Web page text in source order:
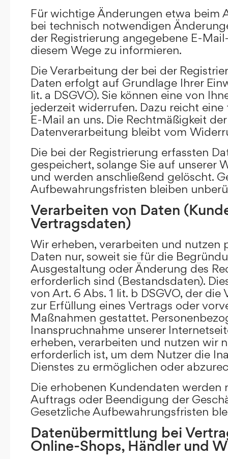
Für wichtige Änderungen etwa beim
bei technisch notwendigen
der Registrierung angegebene E-
diesem Wege zu informieren.
Die Verarbeitung der bei der
Daten erfolgt auf Grundlage Ihrer
lit. a DSGVO). Sie können eine von
jederzeit widerrufen. Dazu reicht
E-Mail an uns. Die Rechtmäßigkeit
Datenverarbeitung bleibt vom
Die bei der Registrierung erfassten
gespeichert, solange Sie auf unserer
und werden anschließend gelöscht.
Aufbewahrungsfristen bleiben
Verarbeiten von Daten
Vertragsdaten)
Wir erheben, verarbeiten und nutzen
Daten nur, soweit sie für die
Ausgestaltung oder Änderung des
erforderlich sind (Bestandsdaten).
von Art. 6 Abs. 1 lit. b DSGVO, der
zur Erfüllung eines Vertrags oder
Maßnahmen gestattet.
Inanspruchnahme unserer
erheben, verarbeiten und nutzen wir
erforderlich ist, um dem Nutzer die
Dienstes zu ermöglichen oder
Die erhobenen Kundendaten werden
Auftrags oder Beendigung der
Gesetzliche Aufbewahrungsfristen
Datenübermittlung bei
Online-Shops, Händler und